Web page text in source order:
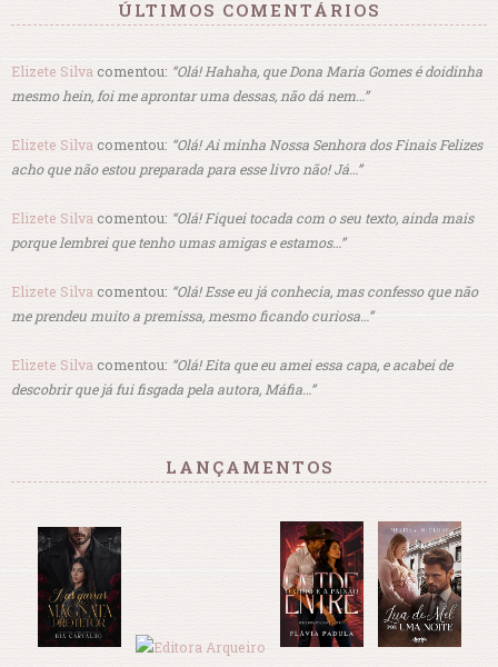
ÚLTIMOS COMENTÁRIOS
Elizete Silva comentou: “Olá! Hahaha, que Dona Maria Gomes é doidinha
mesmo hein, foi me aprontar uma dessas, não dá nem…”
Elizete Silva comentou: “Olá! Ai minha Nossa Senhora dos Finais Felizes
acho que não estou preparada para esse livro não! Já…”
Elizete Silva comentou: “Olá! Fiquei tocada com o seu texto, ainda mais
porque lembrei que tenho umas amigas e estamos…”
Elizete Silva comentou: “Olá! Esse eu já conhecia, mas confesso que não
me prendeu muito a premissa, mesmo ficando curiosa…”
Elizete Silva comentou: “Olá! Eita que eu amei essa capa, e acabei de
descobrir que já fui fisgada pela autora, Máfia…”
LANÇAMENTOS